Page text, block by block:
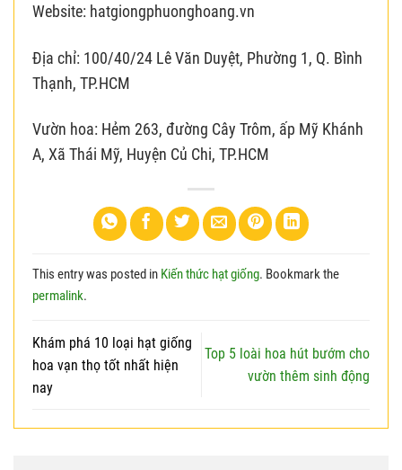
Website: hatgiongphuonghoang.vn
Địa chỉ: 100/40/24 Lê Văn Duyệt, Phường 1, Q. Bình
Thạnh, TP.HCM
Vườn hoa: Hẻm 263, đường Cây Trôm, ấp Mỹ Khánh
A, Xã Thái Mỹ, Huyện Củ Chi, TP.HCM
This entry was posted in Kiến thức hạt giống. Bookmark the
permalink.
Khám phá 10 loại hạt giống
hoa vạn thọ tốt nhất hiện
nay
Top 5 loài hoa hút bướm cho
vườn thêm sinh động